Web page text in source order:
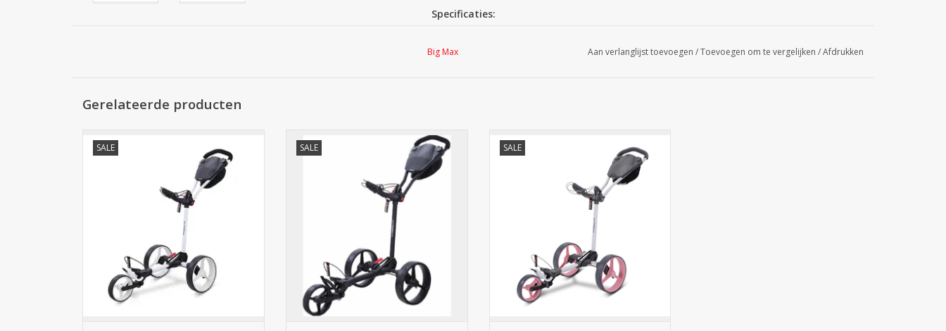
Specificaties:
Big Max Blade Trio
Opzetstuk voor parapluhouder voor gemonteerd (parapluhouder optioneel)
Scorekaarthouder luxe uitvoering met opbergvak voor ballen
​Voor alle type cart bags en stand bags geschikt
Elastieken cartstraps voor eenvoudig vastzetten van de golftas
Afmeting opgevouwen (HxWxD) 71 x 59 x 21 cm
Big Max Aan verlanglijst toevoegen /Toevoegen om te vergelijken /Afdrukken
Gerelateerde producten
SALE
TOEVOEGEN AAN WINKELWAGEN
SALE
TOEVOEGEN AAN WINKELWAGEN
SALE
TOEVOEGEN AAN WINKELWAGEN